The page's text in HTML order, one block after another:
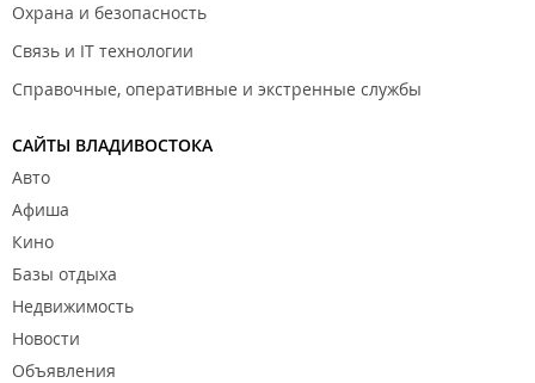
Охрана и безопасность
Связь и IT технологии
Справочные, оперативные и экстренные службы
САЙТЫ ВЛАДИВОСТОКА
Авто
Афиша
Кино
Базы отдыха
Недвижимость
Новости
Объявления